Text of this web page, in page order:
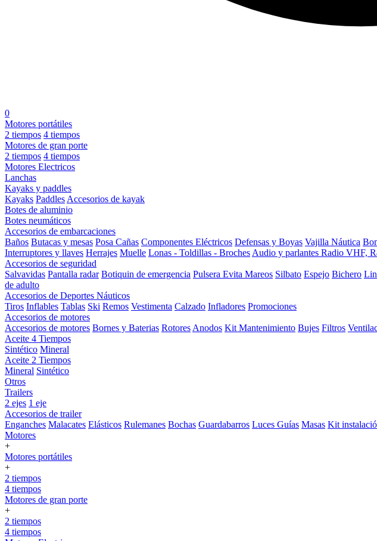
0
Motores portátiles
2 tiempos 4 tiempos
Motores de gran porte
2 tiempos 4 tiempos
Motores Electricos
Lanchas
Kayaks y paddles
Kayaks Paddles Accesorios de kayak
Botes de aluminio
Botes neumáticos
Accesorios de embarcaciones
Baños Butacas y mesas Posa Cañas Componentes Eléctricos Defensas y Boyas Vajilla Náutica
Interruptores y llaves Herrajes Muelle Lonas - Toldillas - Broches Audio y parlantes Radio VHF,
Accesorios de seguridad
Salvavidas Pantalla radar Botiquin de emergencia Pulsera Evita Mareos Silbato Espejo Bichero
de adulto
Accesorios de Deportes Náuticos
Tiros Inflables Tablas Ski Remos Vestimenta Calzado Infladores Promociones
Accesorios de motores
Accesorios de motores Bornes y Baterias Rotores Anodos Kit Mantenimiento Bujes Filtros
Aceite 4 Tiempos
Sintético Mineral
Aceite 2 Tiempos
Mineral Sintético
Otros
Trailers
2 ejes 1 eje
Accesorios de trailer
Enganches Malacates Elásticos Rulemanes Bochas Guardabarros Luces Guías Masas Kit
Motores
+
Motores portátiles
+
2 tiempos
4 tiempos
Motores de gran porte
+
2 tiempos
4 tiempos